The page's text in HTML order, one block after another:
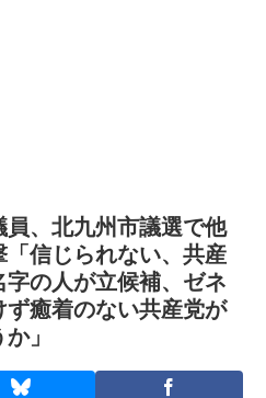
、北九州市議選で他
「信じられない、共産
の人が立候補、ゼネ
ず癒着のない共産党が
」